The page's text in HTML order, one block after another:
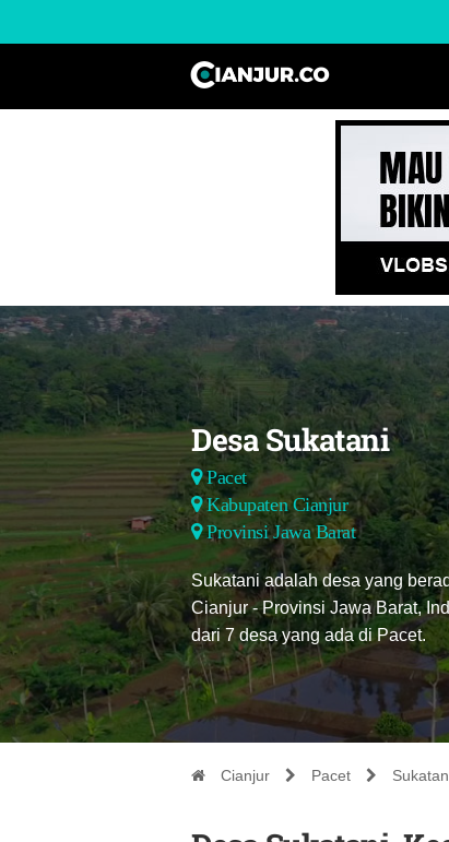
Desa Sukatani
Pacet
Kabupaten Cianjur
Provinsi Jawa Barat
Sukatani adalah desa yang
Cianjur - Provinsi Jawa Barat,
dari 7 desa yang ada di Pacet.
Cianjur Pacet